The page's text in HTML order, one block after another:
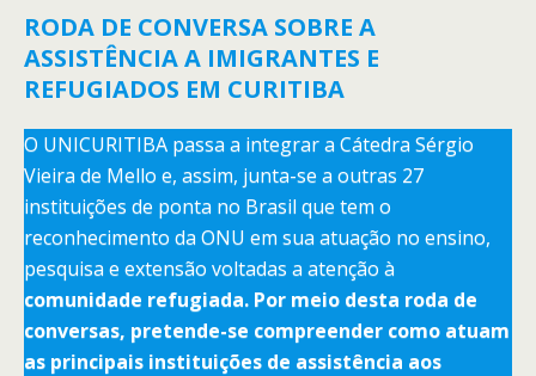
RODA DE CONVERSA SOBRE A
ASSISTÊNCIA A IMIGRANTES E
REFUGIADOS EM CURITIBA
O UNICURITIBA passa a integrar a Cátedra Sérgio
Vieira de Mello e, assim, junta-se a outras 27
instituições de ponta no Brasil que tem o
reconhecimento da ONU em sua atuação no ensino,
pesquisa e extensão voltadas a atenção à
comunidade refugiada. Por meio desta roda de
conversas, pretende-se compreender como atuam
as principais instituições de assistência aos